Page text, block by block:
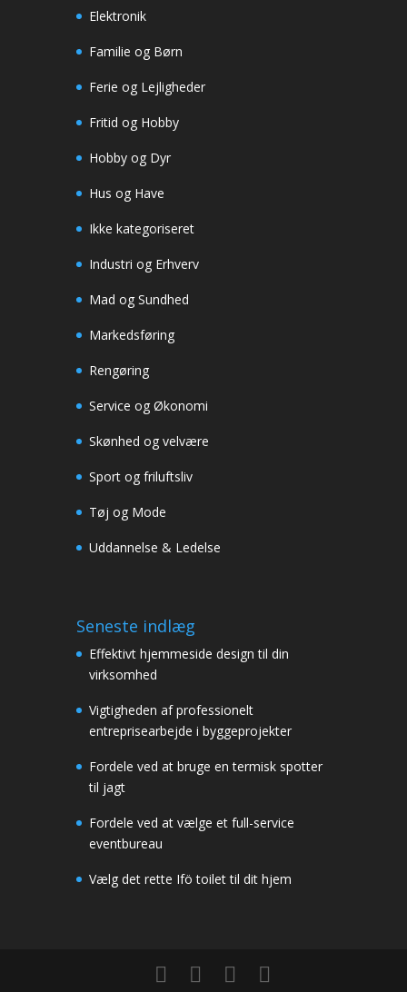
Elektronik
Familie og Børn
Ferie og Lejligheder
Fritid og Hobby
Hobby og Dyr
Hus og Have
Ikke kategoriseret
Industri og Erhverv
Mad og Sundhed
Markedsføring
Rengøring
Service og Økonomi
Skønhed og velvære
Sport og friluftsliv
Tøj og Mode
Uddannelse & Ledelse
Seneste indlæg
Effektivt hjemmeside design til din
virksomhed
Vigtigheden af professionelt
entreprisearbejde i byggeprojekter
Fordele ved at bruge en termisk spotter
til jagt
Fordele ved at vælge et full-service
eventbureau
Vælg det rette Ifö toilet til dit hjem